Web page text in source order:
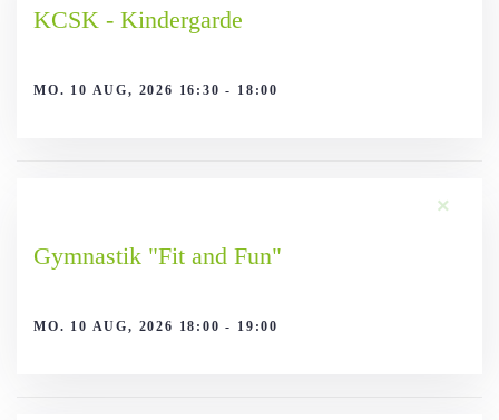
KCSK - Kindergarde
MO. 10 AUG, 2026 16:30 - 18:00
×
Gymnastik "Fit and Fun"
MO. 10 AUG, 2026 18:00 - 19:00